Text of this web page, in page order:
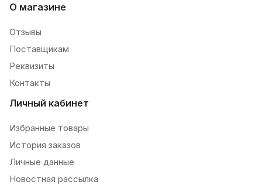
О магазине
Отзывы
Поставщикам
Реквизиты
Контакты
Личный кабинет
Избранные товары
История заказов
Личные данные
Новостная рассылка